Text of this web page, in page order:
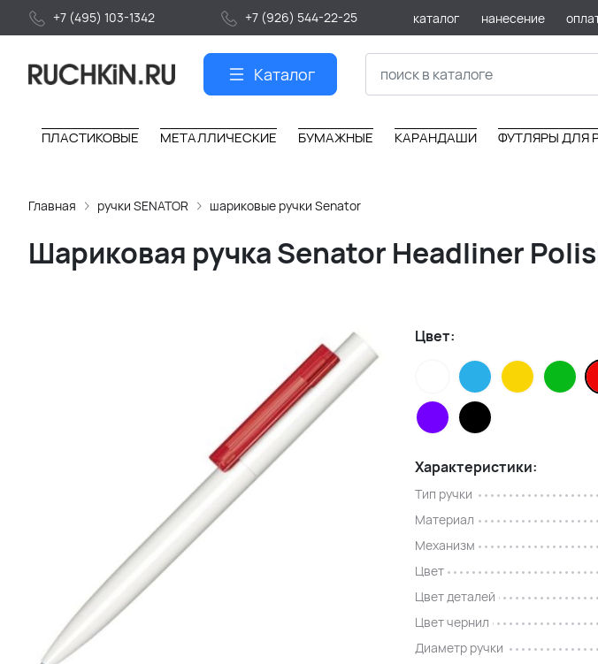
+7 (495) 103-1342 +7 (926) 544-22-25 каталог нанесение
Каталог
ПЛАСТИКОВЫЕ МЕТАЛЛИЧЕСКИЕ БУМАЖНЫЕ КАРАНДАШИ ФУТЛЯРЫ ДЛЯ
Главная ручки SENATOR шариковые ручки Senator
Шариковая ручка Senator Headliner
Цвет:
Характеристики:
Тип ручки
Материал
Механизм
Цвет
Цвет деталей
Цвет чернил
Диаметр ручки